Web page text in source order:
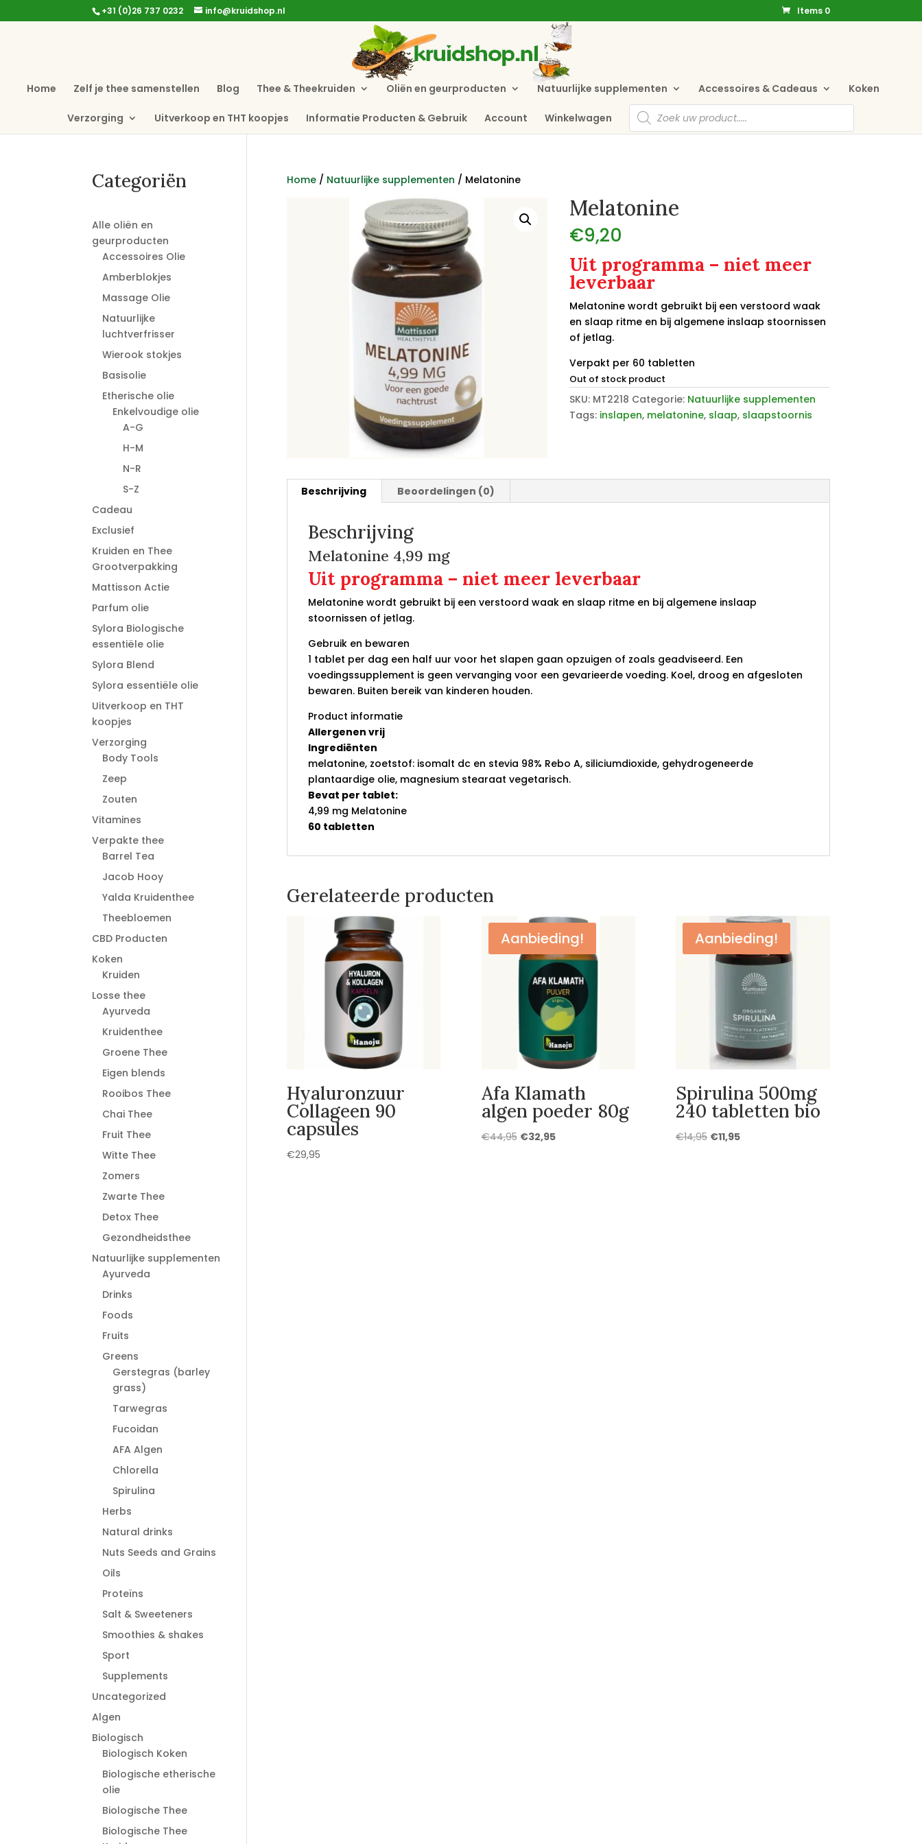
+31 (0)26 737 0232 info@kruidshop.nl Items 0
Home Zelf je thee samenstellen Blog Thee & Theekruiden Oliën en geurproducten Natuurlijke supplementen Accessoires & Cadeaus Koken
Verzorging Uitverkoop en THT koopjes Informatie Producten & Gebruik Account Winkelwagen
Producten
zoeken
Home/ Natuurlijke supplementen / Melatonine
Melatonine
€9,20
Uit programma – niet meer
leverbaar
Melatonine wordt gebruikt bij een verstoord waak
en slaap ritme en bij algemene inslaap stoornissen
of jetlag.
Verpakt per 60 tabletten
Out of stock product
SKU: MT2218 Categorie: Natuurlijke supplementen
Tags: inslapen, melatonine, slaap, slaapstoornis
Beschrijving Beoordelingen (0)
Beschrijving
Melatonine 4,99 mg
Uit programma – niet meer leverbaar
Melatonine wordt gebruikt bij een verstoord waak en slaap ritme en bij algemene inslaap
stoornissen of jetlag.
Gebruik en bewaren
1 tablet per dag een half uur voor het slapen gaan opzuigen of zoals geadviseerd. Een
voedingssupplement is geen vervanging voor een gevarieerde voeding. Koel, droog en afgesloten
bewaren. Buiten bereik van kinderen houden.
Product informatie
Allergenen vrij
Ingrediënten
melatonine, zoetstof: isomalt dc en stevia 98% Rebo A, siliciumdioxide, gehydrogeneerde
plantaardige olie, magnesium stearaat vegetarisch.
Bevat per tablet:
4,99 mg Melatonine
60 tabletten
Gerelateerde producten
Hyaluronzuur
Collageen 90
capsules
€29,95
Aanbieding!
Afa Klamath
algen poeder 80g
€44,95 Oorspronkelijke
€32,95Huidige
Aanbieding!
Spirulina 500mg
240 tabletten bio
€14,95 Oorspronkelijke
€11,95Huidige
Categoriën
Alle oliën en
geurproducten
Accessoires Olie
Amberblokjes
Massage Olie
Natuurlijke
luchtverfrisser
Wierook stokjes
Basisolie
Etherische olie
Enkelvoudige olie
A-G
H-M
N-R
S-Z
Cadeau
Exclusief
Kruiden en Thee
Grootverpakking
Mattisson Actie
Parfum olie
Sylora Biologische
essentiële olie
Sylora Blend
Sylora essentiële olie
Uitverkoop en THT
koopjes
Verzorging
Body Tools
Zeep
Zouten
Vitamines
Verpakte thee
Barrel Tea
Jacob Hooy
Yalda Kruidenthee
Theebloemen
CBD Producten
Koken
Kruiden
Losse thee
Ayurveda
Kruidenthee
Groene Thee
Eigen blends
Rooibos Thee
Chai Thee
Fruit Thee
Witte Thee
Zomers
Zwarte Thee
Detox Thee
Gezondheidsthee
Natuurlijke supplementen
Ayurveda
Drinks
Foods
Fruits
Greens
Gerstegras (barley
grass)
Tarwegras
Fucoidan
AFA Algen
Chlorella
Spirulina
Herbs
Natural drinks
Nuts Seeds and Grains
Oils
Proteïns
Salt & Sweeteners
Smoothies & shakes
Sport
Supplements
Uncategorized
Algen
Biologisch
Biologisch Koken
Biologische etherische
olie
Biologische Thee
Biologische Thee